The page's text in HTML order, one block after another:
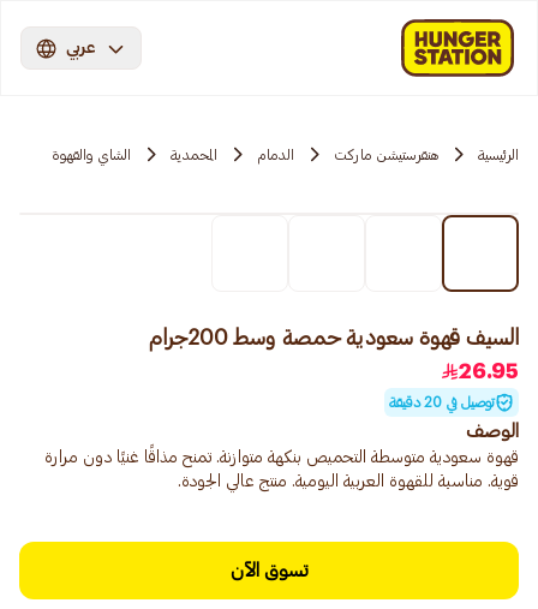
عربي
الرئيسية هنقرستيشن ماركت الدمام المحمدية الشاي والقهوة
السيف قهوة سعودية حمصة وسط 200جرام
26.95
توصيل في 20 دقيقة
الوصف
قهوة سعودية متوسطة التحميص بنكهة متوازنة. تمنح مذاقًا غنيًا دون مرارة
قوية. مناسبة للقهوة العربية اليومية. منتج عالي الجودة.
تسوق الآن